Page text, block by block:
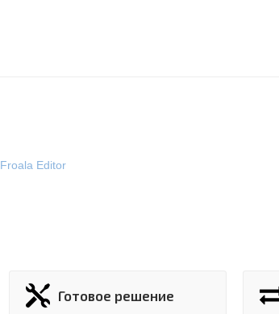
Froala Editor
Готовое решение